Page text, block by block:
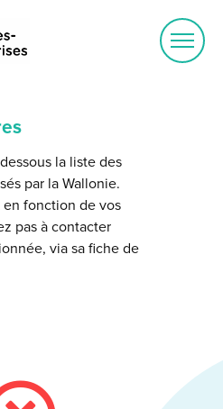
la liste des
par la Wallonie.
en fonction de vos
pas à contacter
via sa fiche de
Ouvrir
le